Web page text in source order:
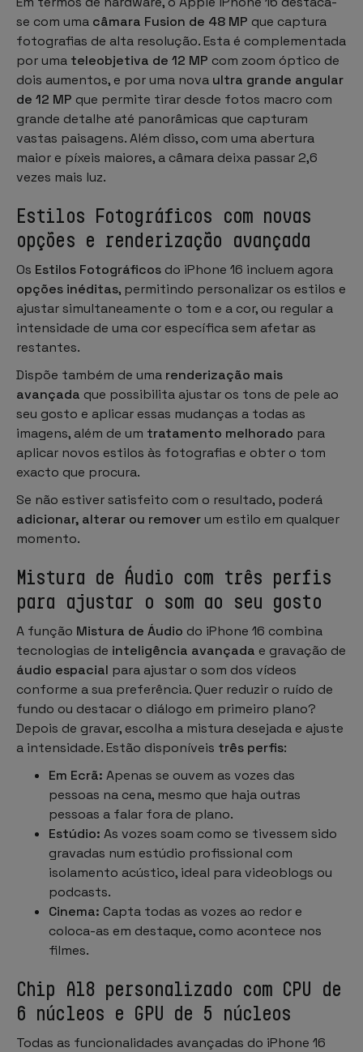
se com uma câmara Fusion de 48 MP que captura
fotografias de alta resolução. Esta é complementada
por uma teleobjetiva de 12 MP com zoom óptico de
dois aumentos, e por uma nova ultra grande angular
de 12 MP que permite tirar desde fotos macro com
grande detalhe até panorâmicas que capturam
vastas paisagens. Além disso, com uma abertura
maior e píxeis maiores, a câmara deixa passar 2,6
vezes mais luz.
Estilos Fotográficos com novas
opções e renderização avançada
Os Estilos Fotográficos do iPhone 16 incluem agora
opções inéditas, permitindo personalizar os estilos e
ajustar simultaneamente o tom e a cor, ou regular a
intensidade de uma cor específica sem afetar as
restantes.
Dispõe também de uma renderização mais
avançada que possibilita ajustar os tons de pele ao
seu gosto e aplicar essas mudanças a todas as
imagens, além de um tratamento melhorado para
aplicar novos estilos às fotografias e obter o tom
exacto que procura.
Se não estiver satisfeito com o resultado, poderá
adicionar, alterar ou removerum estilo em qualquer
momento.
Mistura de Áudio com três perfis
para ajustar o som ao seu gosto
A função Mistura de Áudio do iPhone 16 combina
tecnologias de inteligência avançada e gravação de
áudio espacial para ajustar o som dos vídeos
conforme a sua preferência. Quer reduzir o ruído de
fundo ou destacar o diálogo em primeiro plano?
Depois de gravar, escolha a mistura desejada e ajuste
a intensidade. Estão disponíveis três perfis:
Em Ecrã: Apenas se ouvem as vozes das
pessoas na cena, mesmo que haja outras
pessoas a falar fora de plano.
Estúdio: As vozes soam como se tivessem sido
gravadas num estúdio profissional com
isolamento acústico, ideal para videoblogs ou
podcasts.
Cinema: Capta todas as vozes ao redor e
coloca-as em destaque, como acontece nos
filmes.
Chip A18 personalizado com CPU de
6 núcleos e GPU de 5 núcleos
Todas as funcionalidades avançadas do iPhone 16